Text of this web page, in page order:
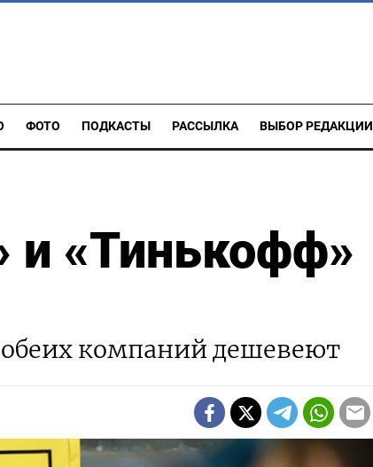
ФОТО ПОДКАСТЫ РАССЫЛКА ВЫБОР РЕДАКЦИИ
и «Тинькофф»
компаний дешевеют